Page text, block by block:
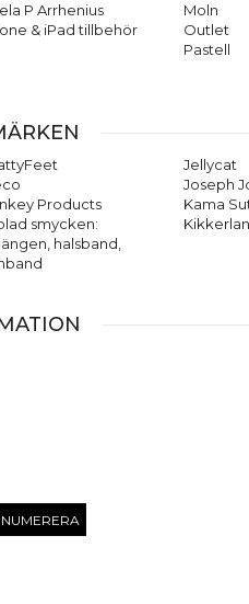
P Arrhenius
& iPad tillbehör
Moln
Outlet
Pastell
Products
smycken:
halsband,
Jellycat
Joseph
Kama